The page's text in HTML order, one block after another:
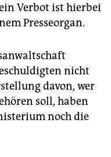
Verbot ist hierbei
Presseorgan.
nicht
davon, wer
soll, haben
noch die